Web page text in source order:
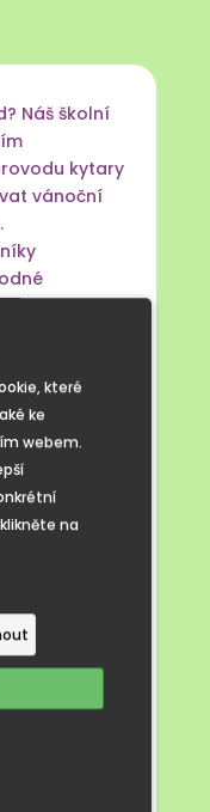
které
ke
webem.
na
Náš školní
kytary
vánoční
tuto akci
našich
radost
dárečky,